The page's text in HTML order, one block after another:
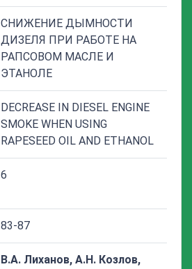
СНИЖЕНИЕ ДЫМНОСТИ
ДИЗЕЛЯ ПРИ РАБОТЕ НА
РАПСОВОМ МАСЛЕ И
ЭТАНОЛЕ
DECREASE IN DIESEL ENGINE
SMOKE WHEN USING
RAPESEED OIL AND ETHANOL
6
83-87
В.А. Лиханов, А.Н. Козлов,